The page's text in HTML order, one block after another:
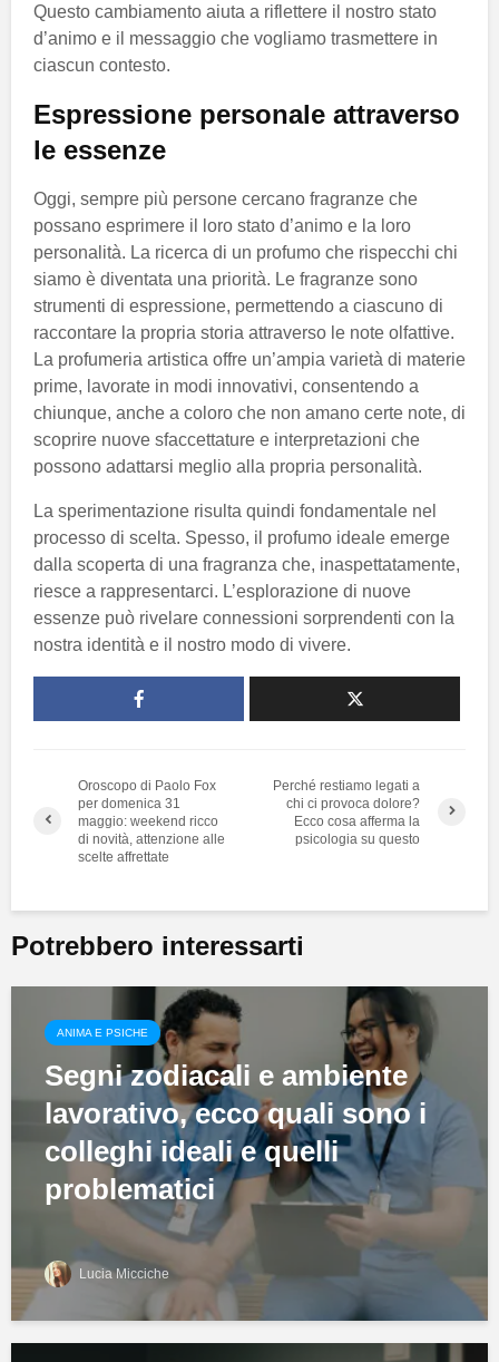
Questo cambiamento aiuta a riflettere il nostro stato
d’animo e il messaggio che vogliamo trasmettere in
ciascun contesto.
Espressione personale attraverso
le essenze
Oggi, sempre più persone cercano fragranze che
possano esprimere il loro stato d’animo e la loro
personalità. La ricerca di un profumo che rispecchi chi
siamo è diventata una priorità. Le fragranze sono
strumenti di espressione, permettendo a ciascuno di
raccontare la propria storia attraverso le note olfattive.
La profumeria artistica offre un’ampia varietà di materie
prime, lavorate in modi innovativi, consentendo a
chiunque, anche a coloro che non amano certe note, di
scoprire nuove sfaccettature e interpretazioni che
possono adattarsi meglio alla propria personalità.
La sperimentazione risulta quindi fondamentale nel
processo di scelta. Spesso, il profumo ideale emerge
dalla scoperta di una fragranza che, inaspettatamente,
riesce a rappresentarci. L’esplorazione di nuove
essenze può rivelare connessioni sorprendenti con la
nostra identità e il nostro modo di vivere.
Oroscopo di Paolo Fox
per domenica 31
maggio: weekend ricco
di novità, attenzione alle
scelte affrettate
Perché restiamo legati a
chi ci provoca dolore?
Ecco cosa afferma la
psicologia su questo
Potrebbero interessarti
ANIMA E PSICHE
Segni zodiacali e ambiente
lavorativo, ecco quali sono i
colleghi ideali e quelli
problematici
Lucia Micciche